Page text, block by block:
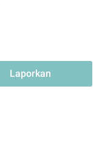
Laporkan